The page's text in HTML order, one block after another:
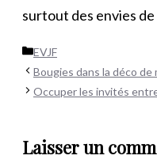
surtout des envies
Catégories
EVJF
Bougies dans la déco
Occuper les invités
Laisser un